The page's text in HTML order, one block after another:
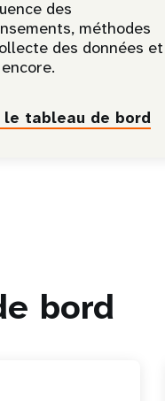
des
méthodes
des données et
le tableau de bord
bord